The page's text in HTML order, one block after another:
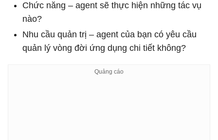
Chức năng – agent sẽ thực hiện những tác vụ
nào?
Nhu cầu quản trị – agent của bạn có yêu cầu
quản lý vòng đời ứng dụng chi tiết không?